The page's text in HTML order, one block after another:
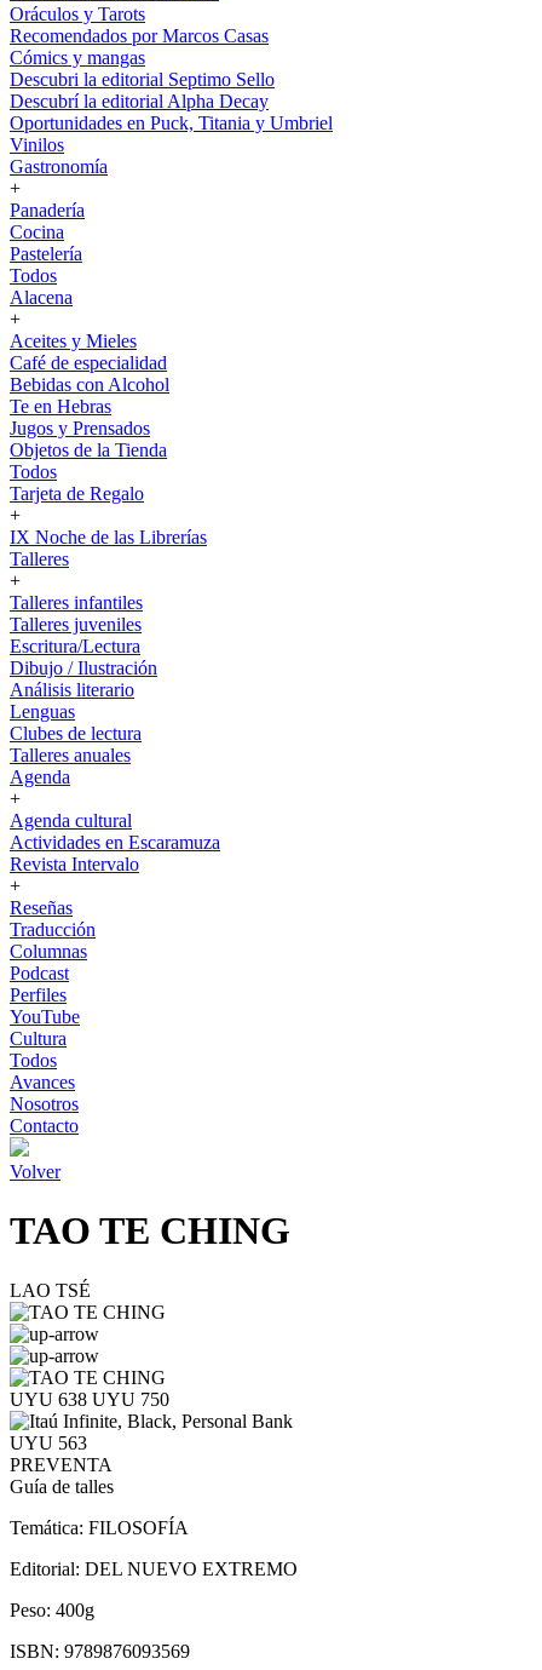
Oráculos y Tarots
Recomendados por Marcos Casas
Cómics y mangas
Descubri la editorial Septimo Sello
Descubrí la editorial Alpha Decay
Oportunidades en Puck, Titania y Umbriel
Vinilos
Gastronomía
+
Panadería
Cocina
Pastelería
Todos
Alacena
+
Aceites y Mieles
Café de especialidad
Bebidas con Alcohol
Te en Hebras
Jugos y Prensados
Objetos de la Tienda
Todos
Tarjeta de Regalo
+
IX Noche de las Librerías
Talleres
+
Talleres infantiles
Talleres juveniles
Escritura/Lectura
Dibujo / Ilustración
Análisis literario
Lenguas
Clubes de lectura
Talleres anuales
Agenda
+
Agenda cultural
Actividades en Escaramuza
Revista Intervalo
+
Reseñas
Traducción
Columnas
Podcast
Perfiles
YouTube
Cultura
Todos
Avances
Nosotros
Contacto
Volver
TAO TE CHING
LAO TSÉ
UYU 638 UYU 750
UYU 563
PREVENTA
Guía de talles
Temática: FILOSOFÍA
Editorial: DEL NUEVO EXTREMO
Peso: 400g
ISBN: 9789876093569